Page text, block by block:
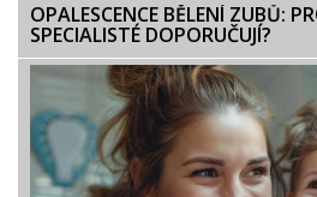
OPALESCENCE BĚLENÍ ZUBŮ:
SPECIALISTÉ DOPORUČUJÍ?